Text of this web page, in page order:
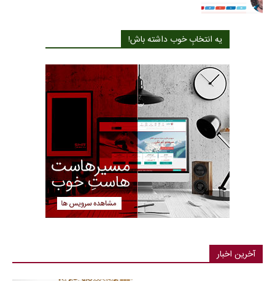
یه انتخابِ خوب داشته باش!
آخرین اخبار